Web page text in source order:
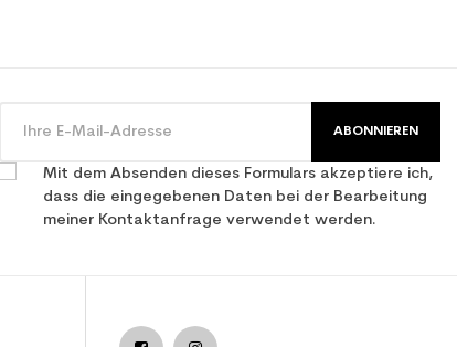
ABONNIEREN
Mit dem Absenden dieses Formulars akzeptiere ich,
dass die eingegebenen Daten bei der Bearbeitung
meiner Kontaktanfrage verwendet werden.